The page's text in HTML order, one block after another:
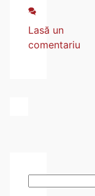
Lasă un
comentariu